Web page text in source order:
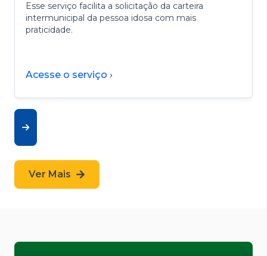
Esse serviço facilita a solicitação da carteira
intermunicipal da pessoa idosa com mais
praticidade.
Acesse o serviço ›
Ver Mais